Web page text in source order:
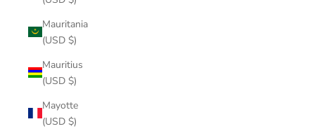
Mauritania
(USD $)
Mauritius
(USD $)
Mayotte
(USD $)